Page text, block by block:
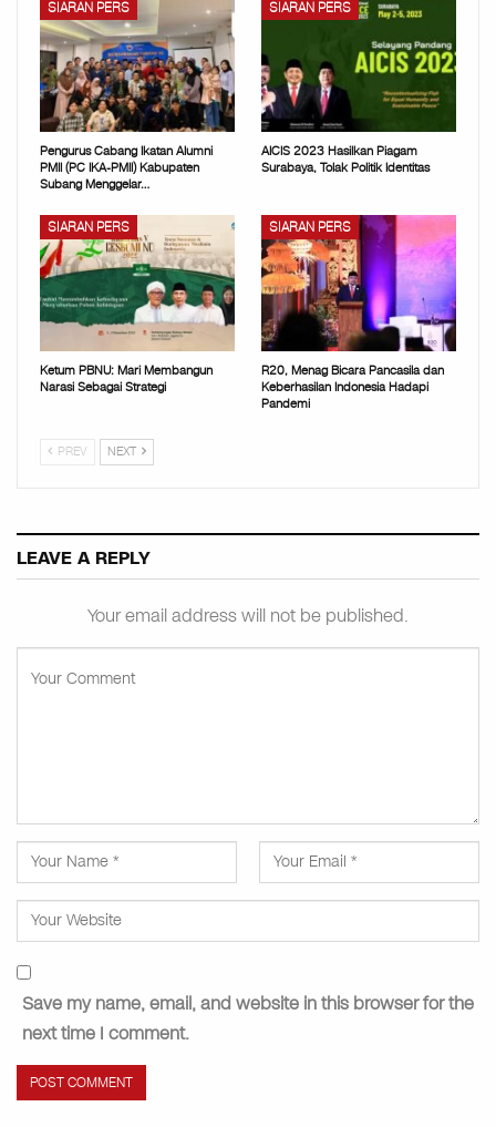
SIARAN PERS
Pengurus Cabang Ikatan Alumni
PMII (PC IKA-PMII) Kabupaten
Subang Menggelar…
SIARAN PERS
AICIS 2023 Hasilkan Piagam
Surabaya, Tolak Politik Identitas
SIARAN PERS
Ketum PBNU: Mari Membangun
Narasi Sebagai Strategi
SIARAN PERS
R20, Menag Bicara Pancasila dan
Keberhasilan Indonesia Hadapi
Pandemi
PREV NEXT
LEAVE A REPLY
Your email address will not be published.
Save my name, email, and website in this browser for the
next time I comment.